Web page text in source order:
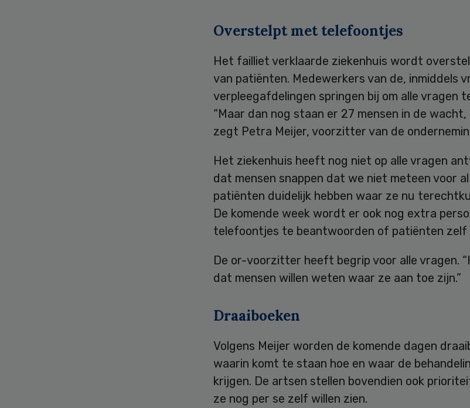
Overstelpt met telefoontjes
Het failliet verklaarde ziekenhuis wordt
van patiënten. Medewerkers van de, inmiddels
verpleegafdelingen springen bij om alle vragen
“Maar dan nog staan er 27 mensen in de
zegt Petra Meijer, voorzitter van de
Het ziekenhuis heeft nog niet op alle vragen
dat mensen snappen dat we niet meteen voor
patiënten duidelijk hebben waar ze nu
De komende week wordt er ook nog extra
telefoontjes te beantwoorden of patiënten zelf
De or-voorzitter heeft begrip voor alle vragen.
dat mensen willen weten waar ze aan toe zijn.”
Draaiboeken
Volgens Meijer worden de komende dagen
waarin komt te staan hoe en waar de
krijgen. De artsen stellen bovendien ook
ze nog per se zelf willen zien.